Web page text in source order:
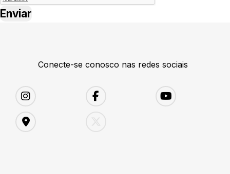
Conecte-se conosco nas redes sociais